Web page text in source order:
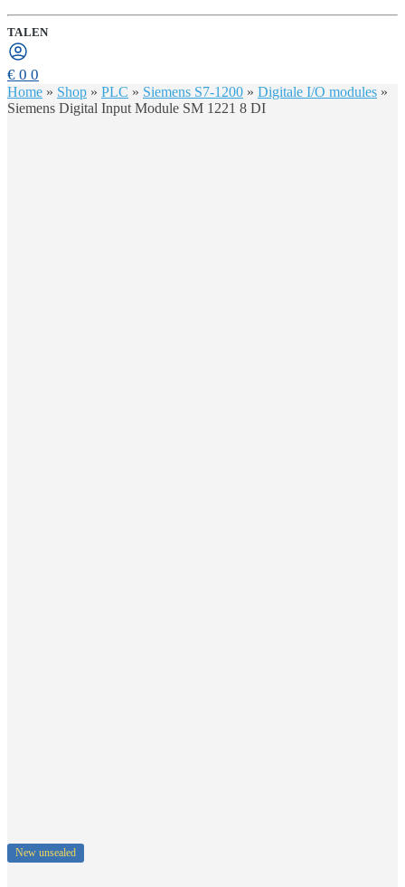
TALEN
€ 0 0
Home » Shop » PLC » Siemens S7-1200 » Digitale I/O modules »
Siemens Digital Input Module SM 1221 8 DI
New unsealed